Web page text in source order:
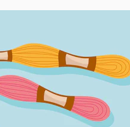
導くためのプラ
、企業、代理
以上が利用して
製品
Spaces
AI アシスタント
AI 画像生成ツール